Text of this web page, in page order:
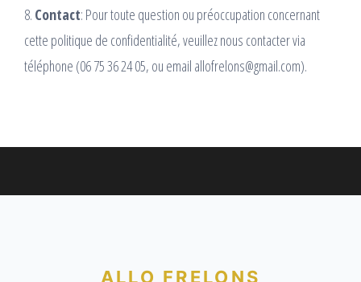
8. Contact: Pour toute question ou préoccupation concernant
cette politique de confidentialité, veuillez nous contacter via
téléphone (06 75 36 24 05, ou email allofrelons@gmail.com).
ALLO FRELONS